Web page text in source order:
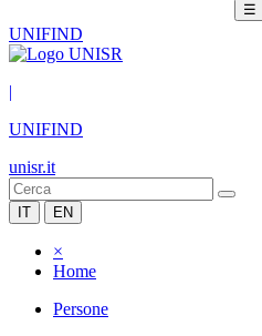
☰
UNIFIND
|
UNIFIND
unisr.it
IT EN
×
Home
Persone